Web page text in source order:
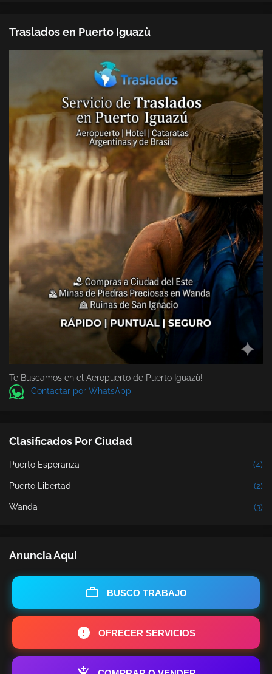
Traslados en Puerto Iguazù
Te Buscamos en el Aeropuerto de Puerto Iguazù!
Contactar por WhatsApp
Clasificados Por Ciudad
Puerto Esperanza (4)
Puerto Libertad (2)
Wanda (3)
Anuncia Aqui
BUSCO TRABAJO
OFRECER SERVICIOS